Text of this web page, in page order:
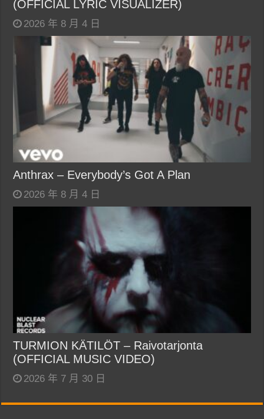
(OFFICIAL LYRIC VISUALIZER)
2026 年 8 月 4 日
Anthrax – Everybody’s Got A Plan
2026 年 8 月 4 日
TURMION KÄTILÖT – Raivotarjonta
(OFFICIAL MUSIC VIDEO)
2026 年 7 月 30 日